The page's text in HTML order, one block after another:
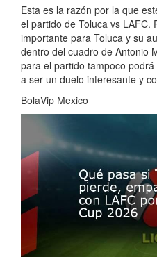
Esta es la razón por la que
el partido de Toluca vs LAFC.
importante para Toluca y su
dentro del cuadro de Antonio
para el partido tampoco
a ser un duelo interesante y
BolaVip Mexico